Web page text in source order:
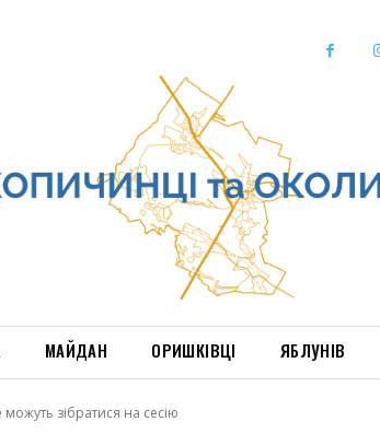
МАЙДАН ОРИШКІВЦІ ЯБЛУНІВ
зібратися на сесію